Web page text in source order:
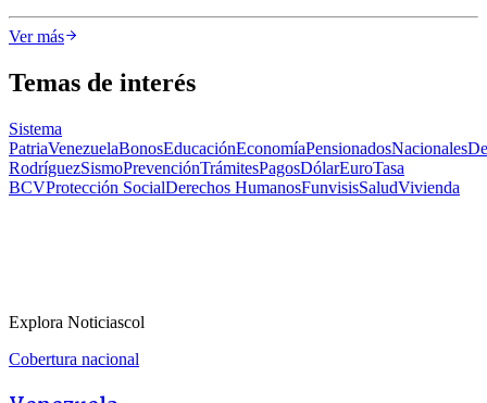
Ver más
Temas de interés
Sistema
PatriaVenezuelaBonosEducaciónEconomíaPensionadosNacionales
RodríguezSismoPrevenciónTrámitesPagosDólarEuroTasa
BCVProtección SocialDerechos HumanosFunvisisSaludVivienda
Explora Noticiascol
Cobertura nacional